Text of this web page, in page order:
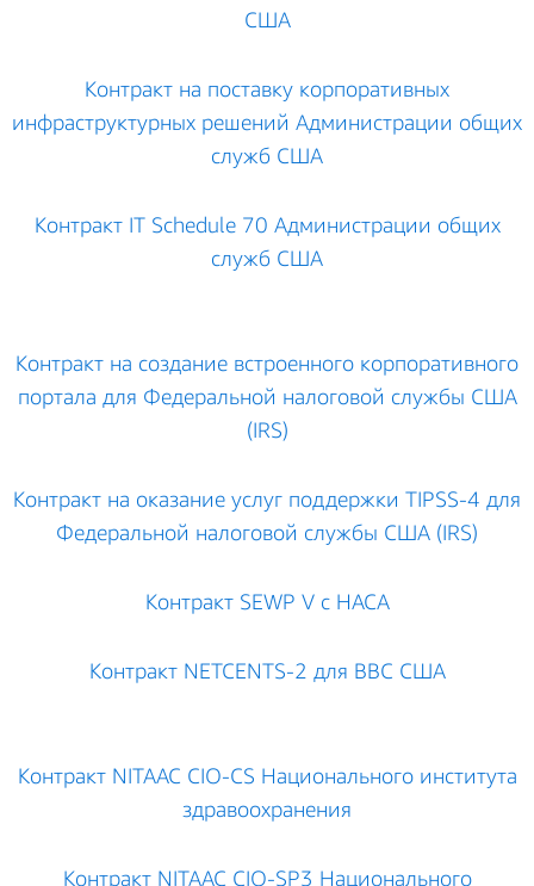
США
Контракт на поставку корпоративных
инфраструктурных решений Администрации общих
служб США
Контракт IT Schedule 70 Администрации общих
служб США
Контракт на создание встроенного корпоративного
портала для Федеральной налоговой службы США
(IRS)
Контракт на оказание услуг поддержки TIPSS-4 для
Федеральной налоговой службы США (IRS)
Контракт SEWP V с НАСА
Контракт NETCENTS-2 для ВВС США
Контракт NITAAC CIO-CS Национального института
здравоохранения
Контракт NITAAC CIO-SP3 Национального